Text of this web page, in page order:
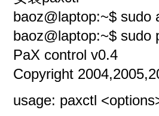
baoz@laptop:~$ sudo
baoz@laptop:~$ sudo
PaX control v0.4
Copyright
usage: paxctl